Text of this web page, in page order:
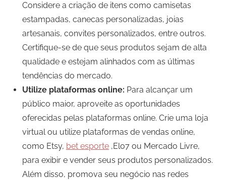
Considere a criação de itens como camisetas
estampadas, canecas personalizadas, joias
artesanais, convites personalizados, entre outros.
Certifique-se de que seus produtos sejam de alta
qualidade e estejam alinhados com as últimas
tendências do mercado.
Utilize plataformas online: Para alcançar um
público maior, aproveite as oportunidades
oferecidas pelas plataformas online. Crie uma loja
virtual ou utilize plataformas de vendas online,
como Etsy, bet esporte ,Elo7 ou Mercado Livre,
para exibir e vender seus produtos personalizados.
Além disso, promova seu negócio nas redes